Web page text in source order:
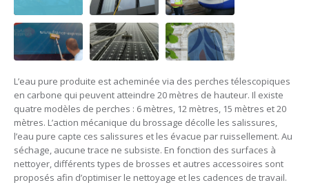
L’eau pure produite est acheminée via des perches télescopiques
en carbone qui peuvent atteindre 20 mètres de hauteur. Il existe
quatre modèles de perches : 6 mètres, 12 mètres, 15 mètres et 20
mètres. L’action mécanique du brossage décolle les salissures,
l’eau pure capte ces salissures et les évacue par ruissellement. Au
séchage, aucune trace ne subsiste. En fonction des surfaces à
nettoyer, différents types de brosses et autres accessoires sont
proposés afin d’optimiser le nettoyage et les cadences de travail.